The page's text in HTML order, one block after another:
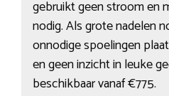
gebruikt geen stroom en
nodig. Als grote nadelen
onnodige spoelingen
en geen inzicht in leuke
beschikbaar vanaf €775.